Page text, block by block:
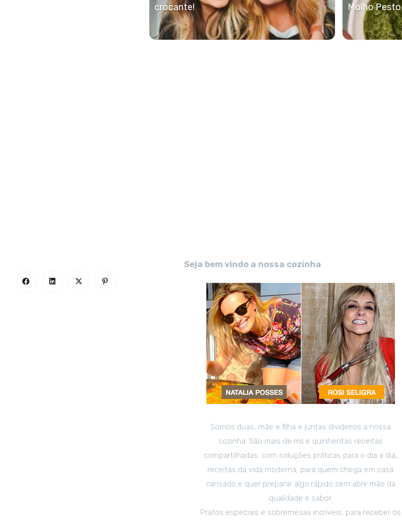
crocante!
Molho Pesto
Seja bem vindo a nossa cozinha
Somos duas, mãe e filha e juntas dividimos a nossa
cozinha. São mais de mil e quinhentas receitas
compartilhadas, com soluções práticas para o dia a dia,
receitas da vida moderna, para quem chega em casa
cansado e quer preparar algo rápido sem abrir mão da
qualidade e sabor.
Pratos especiais e sobremesas incríveis, para receber os